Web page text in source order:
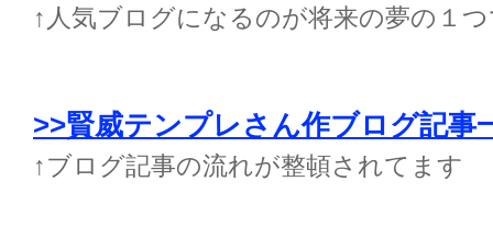
↑人気ブログになるのが将来の夢の１
>>賢威テンプレさん作ブログ記事
↑ブログ記事の流れが整頓されてます